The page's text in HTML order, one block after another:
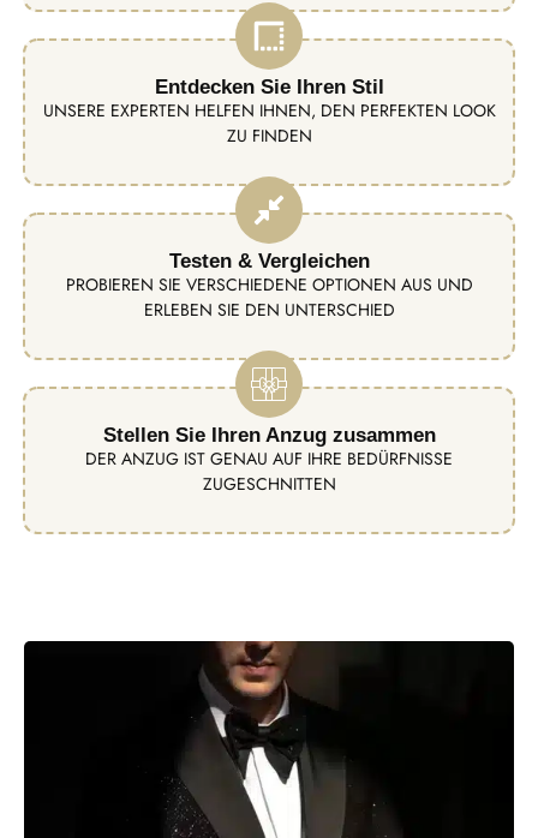
Entdecken Sie Ihren Stil
UNSERE EXPERTEN HELFEN IHNEN, DEN PERFEKTEN LOOK
ZU FINDEN
Testen & Vergleichen
PROBIEREN SIE VERSCHIEDENE OPTIONEN AUS UND
ERLEBEN SIE DEN UNTERSCHIED
Stellen Sie Ihren Anzug zusammen
DER ANZUG IST GENAU AUF IHRE BEDÜRFNISSE
ZUGESCHNITTEN